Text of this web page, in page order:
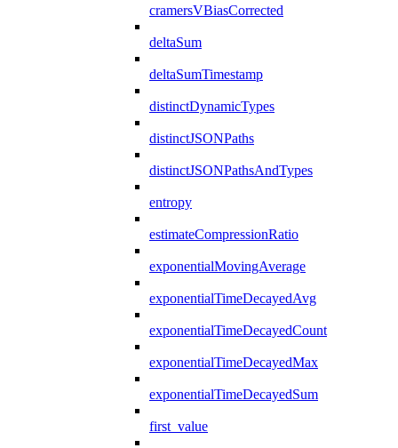
cramersVBiasCorrected
deltaSum
deltaSumTimestamp
distinctDynamicTypes
distinctJSONPaths
distinctJSONPathsAndTypes
entropy
estimateCompressionRatio
exponentialMovingAverage
exponentialTimeDecayedAvg
exponentialTimeDecayedCount
exponentialTimeDecayedMax
exponentialTimeDecayedSum
first_value